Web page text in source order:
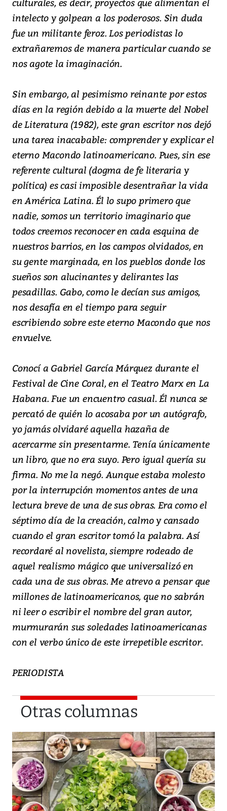
intelecto y golpean a los poderosos. Sin duda
fue un militante feroz. Los periodistas lo
extrañaremos de manera particular cuando se
nos agote la imaginación.
Sin embargo, al pesimismo reinante por estos
días en la región debido a la muerte del Nobel
de Literatura (1982), este gran escritor nos dejó
una tarea inacabable: comprender y explicar el
eterno Macondo latinoamericano. Pues, sin ese
referente cultural (dogma de fe literaria y
política) es casi imposible desentrañar la vida
en América Latina. Él lo supo primero que
nadie, somos un territorio imaginario que
todos creemos reconocer en cada esquina de
nuestros barrios, en los campos olvidados, en
su gente marginada, en los pueblos donde los
sueños son alucinantes y delirantes las
pesadillas. Gabo, como le decían sus amigos,
nos desafía en el tiempo para seguir
escribiendo sobre este eterno Macondo que nos
envuelve.
Conocí a Gabriel García Márquez durante el
Festival de Cine Coral, en el Teatro Marx en La
Habana. Fue un encuentro casual. Él nunca se
percató de quién lo acosaba por un autógrafo,
yo jamás olvidaré aquella hazaña de
acercarme sin presentarme. Tenía únicamente
un libro, que no era suyo. Pero igual quería su
firma. No me la negó. Aunque estaba molesto
por la interrupción momentos antes de una
lectura breve de una de sus obras. Era como el
séptimo día de la creación, calmo y cansado
cuando el gran escritor tomó la palabra. Así
recordaré al novelista, siempre rodeado de
aquel realismo mágico que universalizó en
cada una de sus obras. Me atrevo a pensar que
millones de latinoamericanos, que no sabrán
ni leer o escribir el nombre del gran autor,
murmurarán sus soledades latinoamericanas
con el verbo único de este irrepetible escritor.
PERIODISTA
Otras columnas